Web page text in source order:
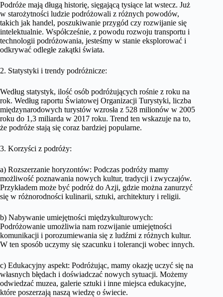
Podróże mają długą historię, sięgającą tysiące lat wstecz. Już
w starożytności ludzie podróżowali z różnych powodów,
takich jak handel, poszukiwanie przygód czy rozwijanie się
intelektualnie. Współcześnie, z powodu rozwoju transportu i
technologii podróżowania, jesteśmy w stanie eksplorować i
odkrywać odległe zakątki świata.
2. Statystyki i trendy podróżnicze:
Według statystyk, ilość osób podróżujących rośnie z roku na
rok. Według raportu Światowej Organizacji Turystyki, liczba
międzynarodowych turystów wzrosła z 528 milionów w 2005
roku do 1,3 miliarda w 2017 roku. Trend ten wskazuje na to,
że podróże stają się coraz bardziej popularne.
3. Korzyści z podróży:
a) Rozszerzanie horyzontów: Podczas podróży mamy
możliwość poznawania nowych kultur, tradycji i zwyczajów.
Przykładem może być podróż do Azji, gdzie można zanurzyć
się w różnorodności kulinarii, sztuki, architektury i religii.
b) Nabywanie umiejętności międzykulturowych:
Podróżowanie umożliwia nam rozwijanie umiejętności
komunikacji i porozumiewania się z ludźmi z różnych kultur.
W ten sposób uczymy się szacunku i tolerancji wobec innych.
c) Edukacyjny aspekt: Podróżując, mamy okazję uczyć się na
własnych błędach i doświadczać nowych sytuacji. Możemy
odwiedzać muzea, galerie sztuki i inne miejsca edukacyjne,
które poszerzają naszą wiedzę o świecie.